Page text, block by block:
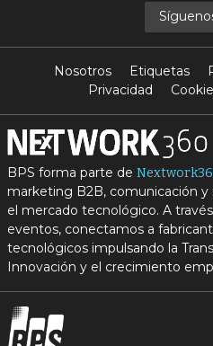
Nosotros Etiquetas
Privacidad
Cookie
BPS forma parte de
marketing B2B, comunicación y
el mercado tecnológico. A
eventos, conectamos a
tecnológicos impulsando la
Innovación y el crecimiento